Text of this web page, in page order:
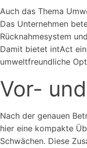
Auch das Thema
Das Unternehmen
Rücknahmesystem
Damit bietet intAct
umweltfreundliche
Vor-
Nach der genauen
hier eine kompakte
Schwächen. Diese